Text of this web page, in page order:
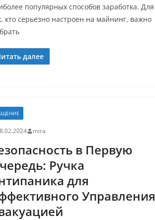
популярных способов заработка. Для
кто серьезно настроен на майнинг, важно
далее
mira
в Первую
Ручка
для
Управления